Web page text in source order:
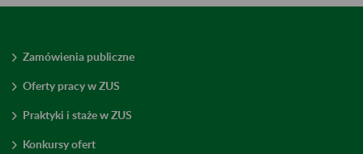
Zamówienia publiczne
Oferty pracy w ZUS
Praktyki i staże w ZUS
Konkursy ofert